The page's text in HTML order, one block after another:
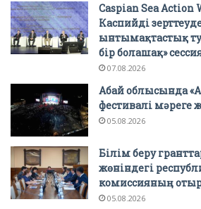
Caspian Sea Action
Каспийді
ынтымақтастық
бір болашақ»
07.08.2026
Абай облысында
фестивалі мәреге
05.08.2026
Білім беру
жөніндегі
комиссияның
05.08.2026